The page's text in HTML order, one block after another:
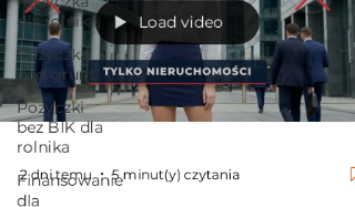
dla rolnika
Pożyczka
pod grunt
Pożyczki
bez BIK dla
rolnika
Finansowanie
dla
Load video
2 dni temu 5 minut(y) czytania